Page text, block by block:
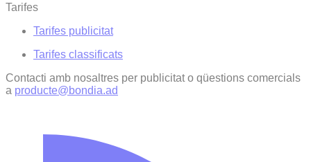
Tarifes
Tarifes publicitat
Tarifes classificats
Contacti amb nosaltres per publicitat o qüestions comercials
a producte@bondia.ad